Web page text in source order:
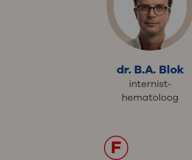
dr. B.A. Blok
internist-
hematoloog
F